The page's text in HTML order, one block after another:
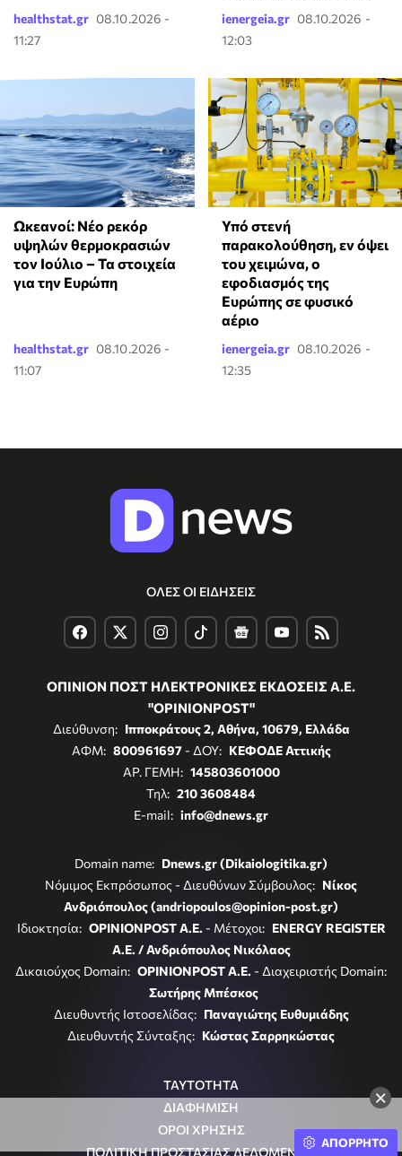
×
healthstat.gr 08.10.2026 -
11:27
ienergeia.gr 08.10.2026 -
12:03
Ωκεανοί: Νέο ρεκόρ
υψηλών θερμοκρασιών
τον Ιούλιο – Τα στοιχεία
για την Ευρώπη
healthstat.gr 08.10.2026 -
11:07
Υπό στενή
παρακολούθηση, εν όψει
του χειμώνα, ο
εφοδιασμός της
Ευρώπης σε φυσικό
αέριο
ienergeia.gr 08.10.2026 -
12:35
ΟΛΕΣ ΟΙ ΕΙΔΗΣΕΙΣ
ΟΠΙΝΙΟΝ ΠΟΣΤ ΗΛΕΚΤΡΟΝΙΚΕΣ ΕΚΔΟΣΕΙΣ Α.Ε.
"OPINIONPOST"
Διεύθυνση: Ιπποκράτους 2, Αθήνα, 10679, Ελλάδα
ΑΦΜ: 800961697- ΔΟΥ: ΚΕΦΟΔΕ Αττικής
ΑΡ. ΓΕΜΗ: 145803601000
Τηλ: 210 3608484
E-mail: info@dnews.gr
Domain name: Dnews.gr (Dikaiologitika.gr)
Νόμιμος Εκπρόσωπος - Διευθύνων Σύμβουλος: Νίκος
Ανδριόπουλος (andriopoulos@opinion-post.gr)
Ιδιοκτησία: OPINIONPOST A.E. - Μέτοχοι: ENERGY REGISTER
Α.Ε. / Ανδριόπουλος Νικόλαος
Δικαιούχος Domain: OPINIONPOST A.E. - Διαχειριστής Domain:
Σωτήρης Μπέσκος
Διευθυντής Ιστοσελίδας: Παναγιώτης Ευθυμιάδης
Διευθυντής Σύνταξης: Κώστας Σαρρηκώστας
ΤΑΥΤΟΤΗΤΑ
ΔΙΑΦΗΜΙΣΗ
ΟΡΟΙ ΧΡΗΣΗΣ
ΠΟΛΙΤΙΚΗ ΠΡΟΣΤΑΣΙΑΣ ΔΕΔΟΜΕΝΩΝ
ΑΠΟΡΡΗΤΟ